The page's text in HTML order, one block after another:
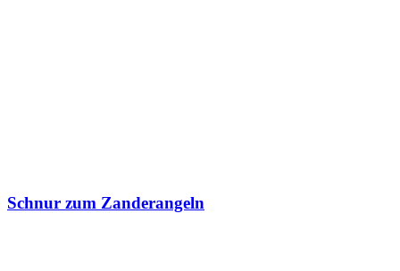
Schnur zum Zanderangeln